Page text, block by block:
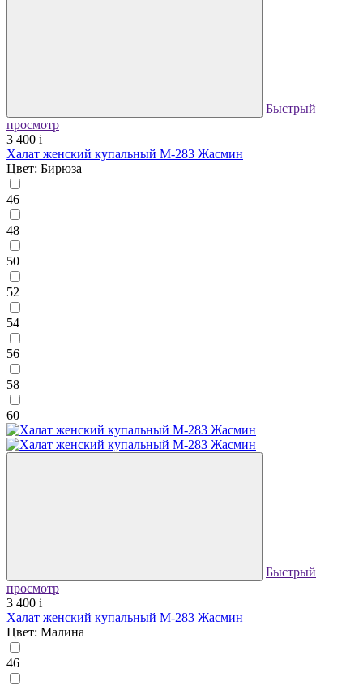
Быстрый
просмотр
3 400 i
Халат женский купальный М-283 Жасмин
Цвет: Бирюза
46
48
50
52
54
56
58
60
Быстрый
просмотр
3 400 i
Халат женский купальный М-283 Жасмин
Цвет: Малина
46